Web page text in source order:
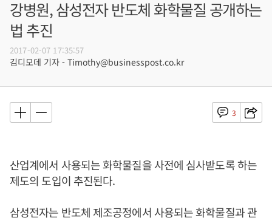
강병원, 삼성전자 반도체 화학물질 공개하는
법 추진
2017-02-07 17:35:57
김디모데 기자 - Timothy@businesspost.co.kr
3
산업계에서 사용되는 화학물질을 사전에 심사받도록 하는
제도의 도입이 추진된다.
삼성전자는 반도체 제조공정에서 사용되는 화학물질과 관